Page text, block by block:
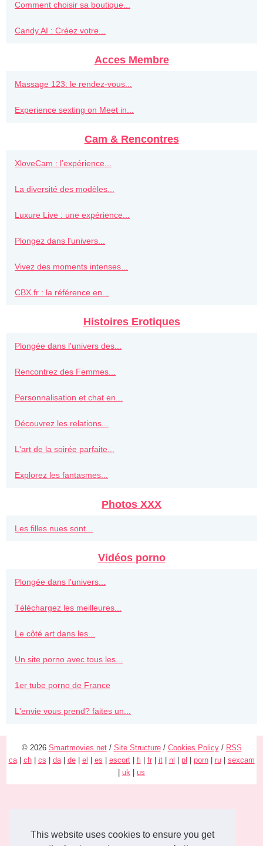
This website uses cookies to ensure you get
Comment choisir sa boutique...
Candy.AI : Créez votre...
Acces Membre
Massage 123: le rendez-vous...
Experience sexting on Meet in...
Cam & Rencontres
XloveCam : l’expérience...
La diversité des modèles...
Luxure Live : une expérience...
Plongez dans l'univers...
Vivez des moments intenses...
CBX.fr : la référence en...
Histoires Erotiques
Plongée dans l'univers des...
Rencontrez des Femmes...
Personnalisation et chat en...
Découvrez les relations...
L'art de la soirée parfaite...
Explorez les fantasmes...
Photos XXX
Les filles nues sont...
Vidéos porno
Plongée dans l'univers...
Téléchargez les meilleures...
Le côté art dans les...
Un site porno avec tous les...
1er tube porno de France
L'envie vous prend? faites un...
© 2026 Smartmovies.net/ Site Structure/ Cookies Policy/ RSS
ca| ch| cs da| de| el es escort| fi fr| it| nl pl porn| ru| sexcam
uk us